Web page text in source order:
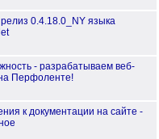
0.4.18.0_NY языка
- разрабатываем веб-
Перфоленте!
к документации на сайте -